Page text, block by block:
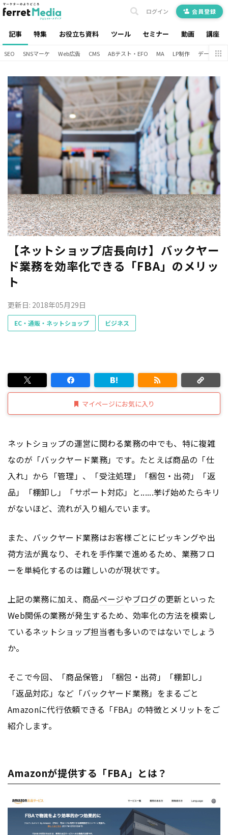
記事 特集 お役立ち資料 ツール セミナー 動画 講座
ログイン 会員登録
SEO SNSマーケ Web広告 CMS ABテスト・EFO MA LP制作 データ分析
【ネットショップ店長向け】バックヤー
ド業務を効率化できる「FBA」のメリッ
ト
更新日: 2018年05月29日
EC・通販・ネットショップ ビジネス
マイページにお気に入り
ネットショップの運営に関わる業務の中でも、特に複雑
なのが「バックヤード業務」です。たとえば商品の「仕
入れ」から「管理」、「受注処理」「梱包・出荷」「返
品」「棚卸し」「サポート対応」と......挙げ始めたらキリ
がないほど、流れが入り組んでいます。
また、バックヤード業務はお客様ごとにピッキングや出
荷方法が異なり、それを手作業で進めるため、業務フロ
ーを単純化するのは難しいのが現状です。
上記の業務に加え、商品ページやブログの更新といった
Web関係の業務が発生するため、効率化の方法を模索し
ているネットショップ担当者も多いのではないでしょう
か。
そこで今回、「商品保管」「梱包・出荷」「棚卸し」
「返品対応」など「バックヤード業務」をまるごと
Amazonに代行依頼できる「FBA」の特徴とメリットをご
紹介します。
Amazonが提供する「FBA」とは？